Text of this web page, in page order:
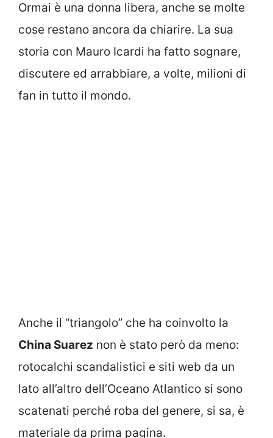
Ormai è una donna libera, anche se molte
cose restano ancora da chiarire. La sua
storia con Mauro Icardi ha fatto sognare,
discutere ed arrabbiare, a volte, milioni di
fan in tutto il mondo.
Anche il “triangolo” che ha coinvolto la
China Suarez non è stato però da meno:
rotocalchi scandalistici e siti web da un
lato all’altro dell’Oceano Atlantico si sono
scatenati perché roba del genere, si sa, è
materiale da prima pagina.